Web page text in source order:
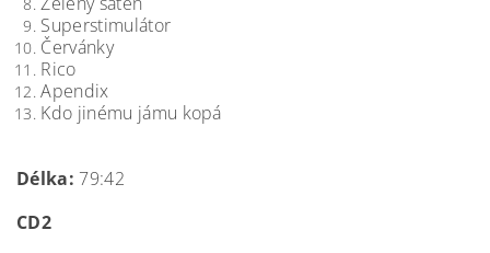
Superstimulátor
Červánky
Rico
Apendix
Kdo jinému jámu kopá
Délka: 79:42
CD2